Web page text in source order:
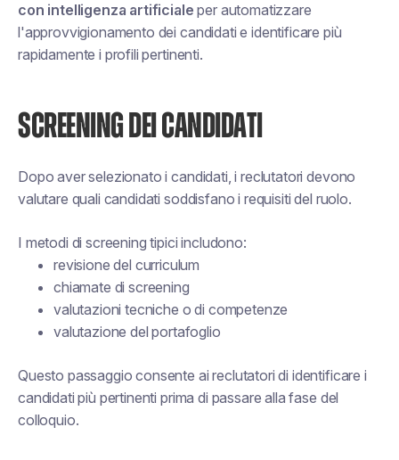
con intelligenza artificialeper automatizzare
l'approvvigionamento dei candidati e identificare più
rapidamente i profili pertinenti.
SCREENING DEI CANDIDATI
Dopo aver selezionato i candidati, i reclutatori devono
valutare quali candidati soddisfano i requisiti del ruolo.
I metodi di screening tipici includono:
revisione del curriculum
chiamate di screening
valutazioni tecniche o di competenze
valutazione del portafoglio
Questo passaggio consente ai reclutatori di identificare i
candidati più pertinenti prima di passare alla fase del
colloquio.